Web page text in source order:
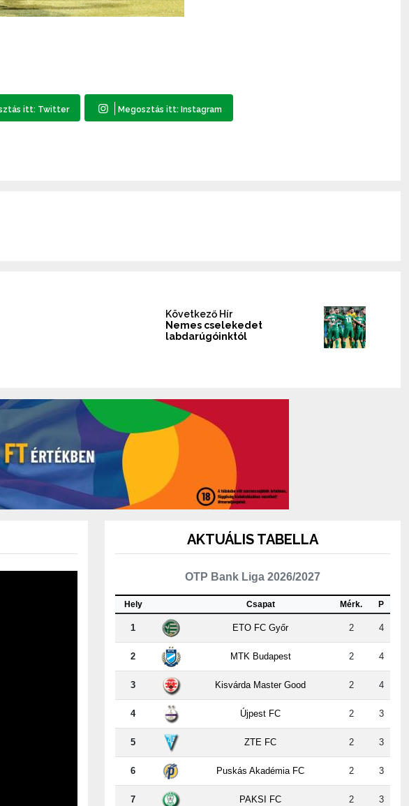
Következő Hír
Nemes cselekedet
labdarúgóinktól
AKTUÁLIS TABELLA
OTP Bank Liga 2026/2027
Hely Csapat Mérk. P
1 ETO FC Győr 2 4
2 MTK Budapest 2 4
3 Kisvárda Master Good 2 4
4 Újpest FC 2 3
5 ZTE FC 2 3
6 Puskás Akadémia FC 2 3
7 PAKSI FC 2 3